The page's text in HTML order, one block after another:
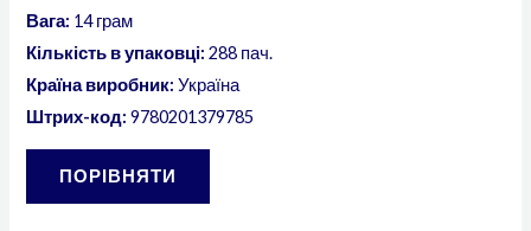
Вага: 14 грам
Кількість в упаковці: 288 пач.
Країна виробник: Україна
Штрих-код: 9780201379785
ПОРІВНЯТИ